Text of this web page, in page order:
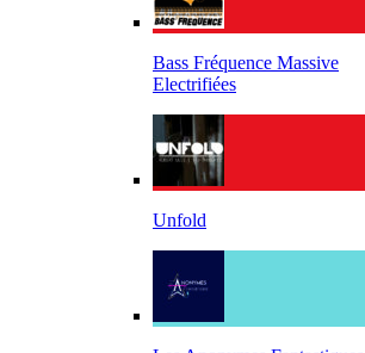
Bass Fréquence Massive
Electrifiées
Unfold